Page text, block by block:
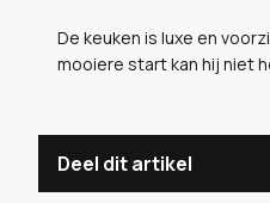
De keuken is luxe en
mooiere start kan hij niet
Deel dit artikel